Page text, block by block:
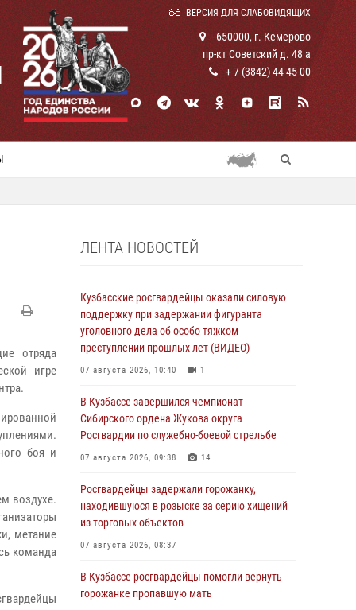
ВЕРСИЯ ДЛЯ СЛАБОВИДЯЩИХ
650000, г. Кемерово
пр-кт Советский д. 48 а
+ 7 (3842) 44-45-00
отряда
игре
боя и
воздухе.
метание
команда
ЛЕНТА НОВОСТЕЙ
Кузбасские росгвардейцы оказали силовую
поддержку при задержании фигуранта
уголовного дела об особо тяжком
преступлении прошлых лет (ВИДЕО)
07 августа 2026, 10:40 1
В Кузбассе завершился чемпионат
Сибирского ордена Жукова округа
Росгвардии по служебно-боевой стрельбе
07 августа 2026, 09:38 14
Росгвардейцы задержали горожанку,
находившуюся в розыске за серию хищений
из торговых объектов
07 августа 2026, 08:37
В Кузбассе росгвардейцы помогли вернуть
горожанке пропавшую мать